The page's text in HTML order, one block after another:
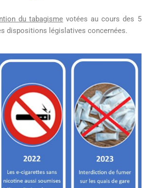
du tabagisme votées au cours des 5
dispositions législatives concernées.